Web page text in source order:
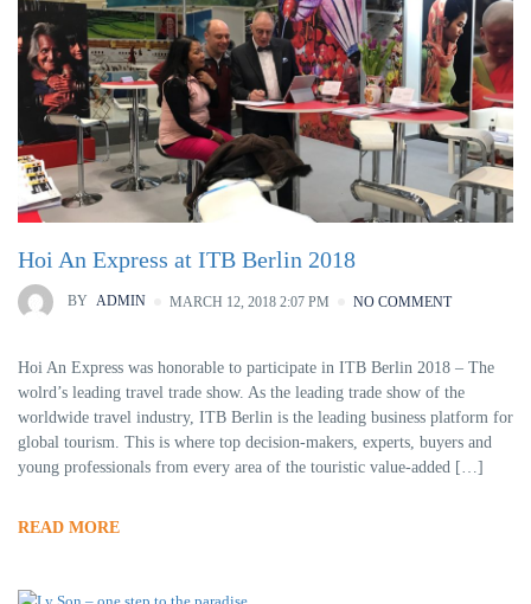
Hoi An Express at ITB Berlin 2018
BY ADMIN MARCH 12, 2018 2:07 PM NO COMMENT
Hoi An Express was honorable to participate in ITB Berlin 2018 – The
wolrd’s leading travel trade show. As the leading trade show of the
worldwide travel industry, ITB Berlin is the leading business platform for
global tourism. This is where top decision-makers, experts, buyers and
young professionals from every area of the touristic value-added […]
READ MORE